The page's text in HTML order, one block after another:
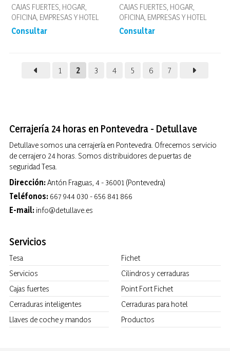
CAJAS FUERTES, HOGAR,
OFICINA, EMPRESAS Y HOTEL
Consultar
CAJAS FUERTES, HOGAR,
OFICINA, EMPRESAS Y HOTEL
Consultar
1 2 3 4 5 6 7
Cerrajería 24 horas en Pontevedra - Detullave
Detullave somos una cerrajería en Pontevedra. Ofrecemos servicio
de cerrajero 24 horas. Somos distribuidores de puertas de
seguridad Tesa.
Dirección:Antón Fraguas, 4 - 36001 (Pontevedra)
Teléfonos: 667 944 030 - 656 841 866
E-mail: info@detullave.es
Servicios
Tesa
Fichet
Servicios
Cilindros y cerraduras
Cajas fuertes
Point Fort Fichet
Cerraduras inteligentes
Cerraduras para hotel
Llaves de coche y mandos
Productos